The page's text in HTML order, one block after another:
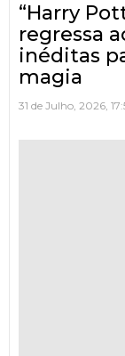
“Harry
regressa
inéditas
magia
31 de Julho, 2026,